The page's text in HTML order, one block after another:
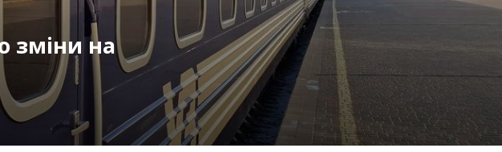
у багатьох
зміни на
із
додому” –
не панікувати
FPV було